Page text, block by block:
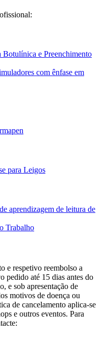
e respetivo reembolso a
pedido até 15 dias antes do
e sob apresentação de
motivos de doença ou
de cancelamento aplica-se
e outros eventos. Para